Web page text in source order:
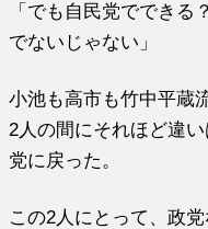
「でも自民党ででき
でないじゃない」
小池も高市も竹中平蔵
2人の間にそれほど違
党に戻った。
この2人にとって、政